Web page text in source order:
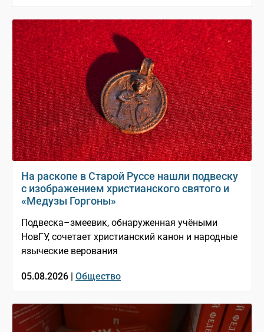
На раскопе в Старой Руссе нашли подвеску
с изображением христианского святого и
«Медузы Горгоны»
Подвеска–змеевик, обнаруженная учёными
НовГУ, сочетает христианский канон и народные
языческие верования
05.08.2026 | Общество